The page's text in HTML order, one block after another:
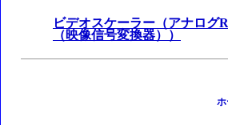
ビデオスケーラー（アナロ
（映像信号変換器））